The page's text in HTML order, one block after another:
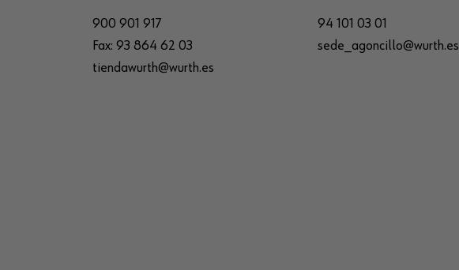
900 901 917
Fax: 93 864 62 03
tiendawurth@wurth.es
94 101 03 01
sede_agoncillo@wurth.es